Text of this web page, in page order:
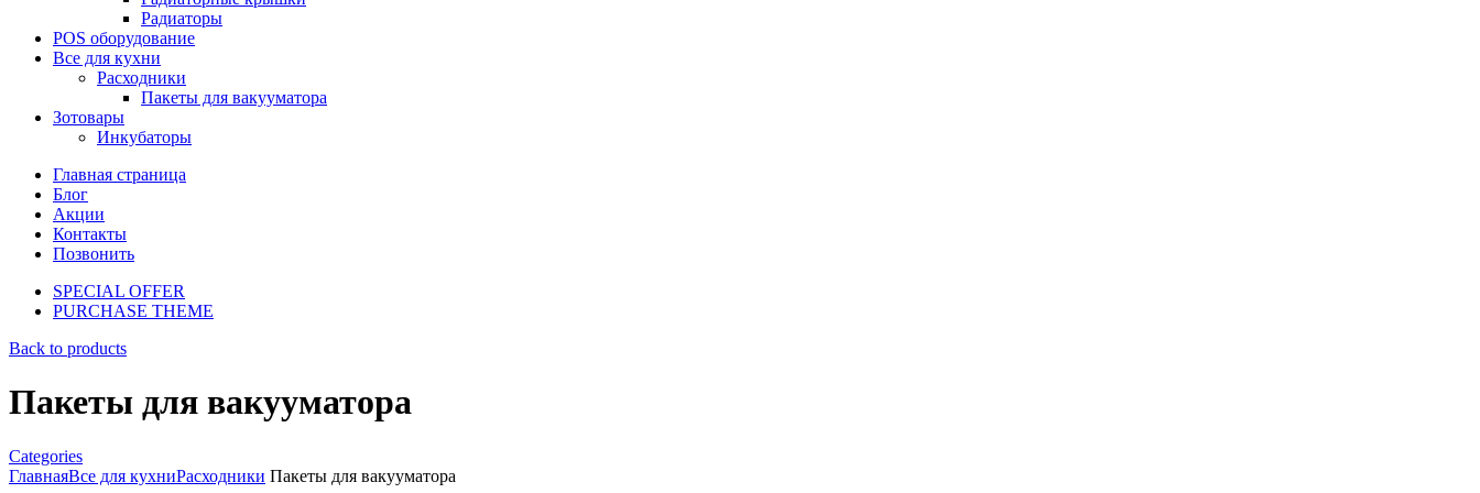
Радиаторы
POS оборудование
Все для кухни
Расходники
Пакеты для вакууматора
Зотовары
Инкубаторы
Главная страница
Блог
Акции
Контакты
Позвонить
SPECIAL OFFER
PURCHASE THEME
Back to products
Пакеты для вакууматора
Categories
ГлавнаяВсе для кухниРасходники Пакеты для вакууматора